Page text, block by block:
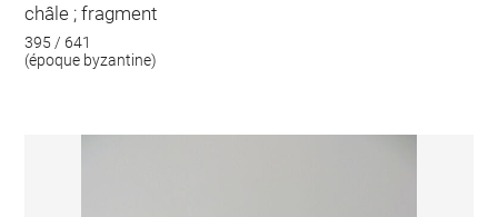
châle ; fragment
395 / 641
(époque byzantine)